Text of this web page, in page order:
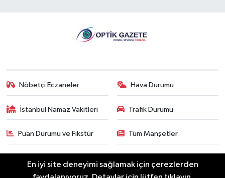
Nöbetçi Eczaneler Hava Durumu
İstanbul Namaz Vakitleri Trafik Durumu
Puan Durumu ve Fikstür Tüm Manşetler
En iyi site deneyimi sağlamak için çerezlerden